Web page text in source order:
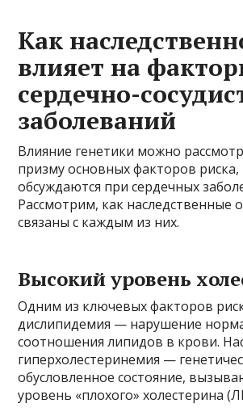
Как
влияет на
сердечно-
заболеваний
Влияние генетики можно
призму основных факторов риска,
обсуждаются при сердечных
Рассмотрим, как наследственные
связаны с каждым из них.
Высокий уровень
Одним из ключевых факторов
дислипидемия — нарушение
соотношения липидов в крови.
гиперхолестеринемия —
обусловленное состояние,
уровень «плохого» холестерина